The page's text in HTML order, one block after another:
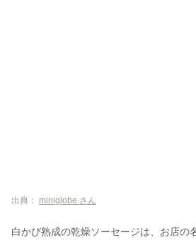
出典： miniglobe.さん
白かび熟成の乾燥ソーセージは、お店の